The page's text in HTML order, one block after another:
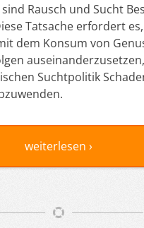
Rausch und Sucht
Tatsache erfordert
dem Konsum von
Suchtpolitik
weiterlesen ›